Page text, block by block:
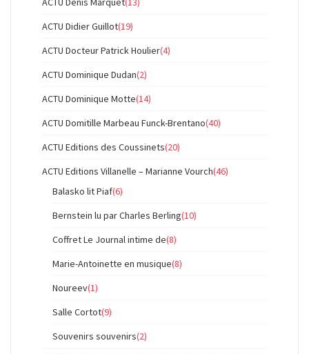
ACTU Didier Guillot(19)
ACTU Docteur Patrick Houlier(4)
ACTU Dominique Dudan(2)
ACTU Dominique Motte(14)
ACTU Domitille Marbeau Funck-Brentano(40)
ACTU Editions des Coussinets(20)
ACTU Editions Villanelle – Marianne Vourch(46)
Balasko lit Piaf(6)
Bernstein lu par Charles Berling(10)
Coffret Le Journal intime de(8)
Marie-Antoinette en musique(8)
Noureev(1)
Salle Cortot(9)
Souvenirs souvenirs(2)